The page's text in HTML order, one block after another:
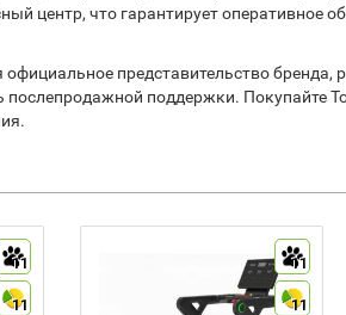
центр, что гарантирует
представительство бренда,
поддержки. Покупайте
11
11
11
11